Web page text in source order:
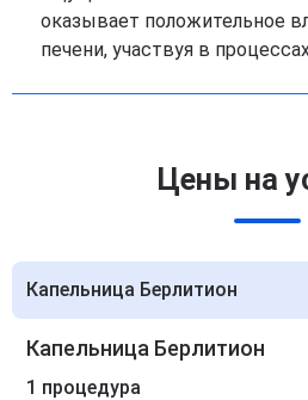
оказывает положительное
печени, участвуя в
Цены на
Капельница Берлитион
Капельница Берлитион
1 процедура